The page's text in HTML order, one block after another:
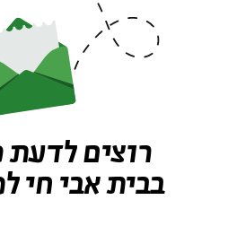
מול פרויקטים כמו
לקהל הרחב באופן מעט
בקהילות ספציפיות,
מהסיפור ההיסטורי
הגיליון האחרון של
שזר והחוג להיסטוריה
רוצים לדעת
בבית אבי חי